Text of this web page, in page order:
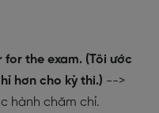
for the exam. (Tôi ước
hơn cho kỳ thi.) -->
hành chăm chỉ.